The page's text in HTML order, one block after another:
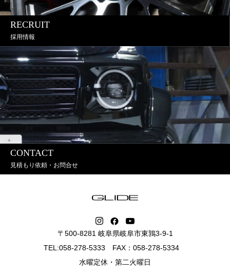
RECRUIT
採用情報
CONTACT
見積もり依頼・お問合せ
〒500-8281 岐阜県岐阜市東鶉3-9-1
TEL:058-278-5333 FAX：058-278-5334
水曜定休・第二火曜日